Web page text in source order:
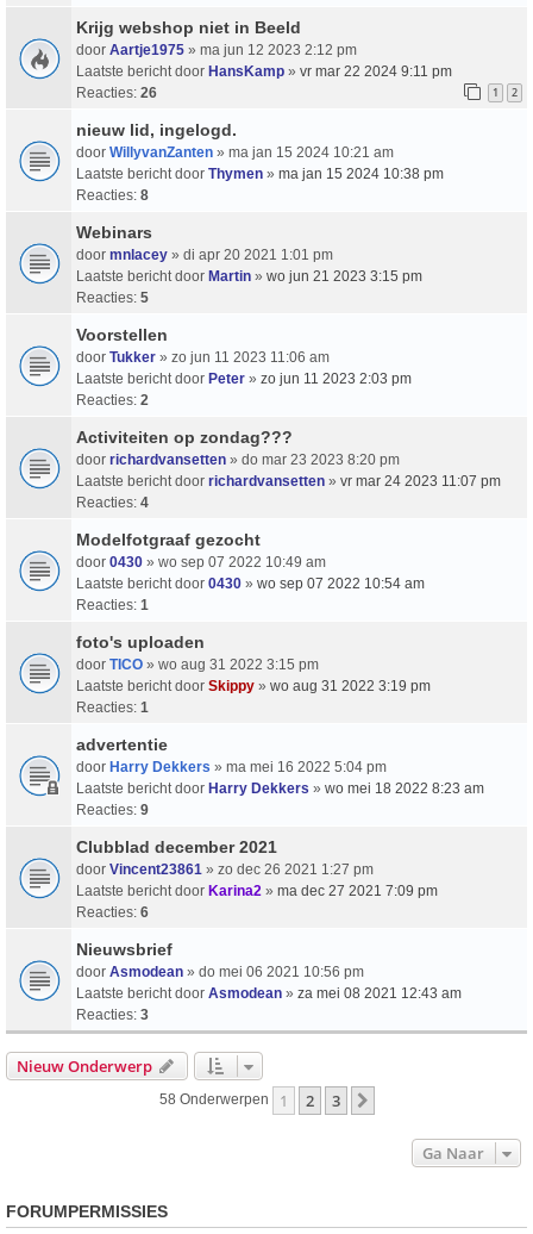
Krijg webshop niet in Beeld
door Aartje1975 » ma jun 12 2023 2:12 pm
Laatste bericht door HansKamp » vr mar 22 2024 9:11 pm
Reacties: 26 1 2
nieuw lid, ingelogd.
door WillyvanZanten » ma jan 15 2024 10:21 am
Laatste bericht door Thymen » ma jan 15 2024 10:38 pm
Reacties: 8
Webinars
door mnlacey » di apr 20 2021 1:01 pm
Laatste bericht door Martin » wo jun 21 2023 3:15 pm
Reacties: 5
Voorstellen
door Tukker » zo jun 11 2023 11:06 am
Laatste bericht door Peter » zo jun 11 2023 2:03 pm
Reacties: 2
Activiteiten op zondag???
door richardvansetten » do mar 23 2023 8:20 pm
Laatste bericht door richardvansetten » vr mar 24 2023 11:07 pm
Reacties: 4
Modelfotgraaf gezocht
door 0430 » wo sep 07 2022 10:49 am
Laatste bericht door 0430 » wo sep 07 2022 10:54 am
Reacties: 1
foto's uploaden
door TICO » wo aug 31 2022 3:15 pm
Laatste bericht door Skippy » wo aug 31 2022 3:19 pm
Reacties: 1
advertentie
door Harry Dekkers » ma mei 16 2022 5:04 pm
Laatste bericht door Harry Dekkers » wo mei 18 2022 8:23 am
Reacties: 9
Clubblad december 2021
door Vincent23861 » zo dec 26 2021 1:27 pm
Laatste bericht door Karina2 » ma dec 27 2021 7:09 pm
Reacties: 6
Nieuwsbrief
door Asmodean » do mei 06 2021 10:56 pm
Laatste bericht door Asmodean » za mei 08 2021 12:43 am
Reacties: 3
Nieuw Onderwerp
58 Onderwerpen 1 2 3
Ga Naar
FORUMPERMISSIES